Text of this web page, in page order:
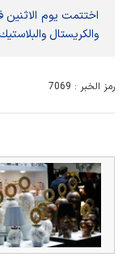
اختتمت یوم الاثنین
والكريستال
رمز الخبر : 7069